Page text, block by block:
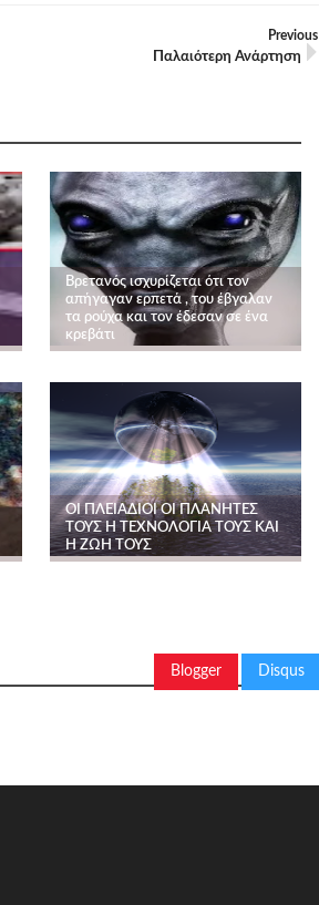
Previous
Παλαιότερη Ανάρτηση
Βρετανός ισχυρίζεται ότι τον
απήγαγαν ερπετά , του έβγαλαν
τα ρούχα και τον έδεσαν σε ένα
κρεβάτι
ΟΙ ΠΛΕΙΑΔΙΟΙ ΟΙ ΠΛΑΝΗΤΕΣ
ΤΟΥΣ Η ΤΕΧΝΟΛΟΓΙΑ ΤΟΥΣ ΚΑΙ
Η ΖΩΗ ΤΟΥΣ
Blogger Disqus